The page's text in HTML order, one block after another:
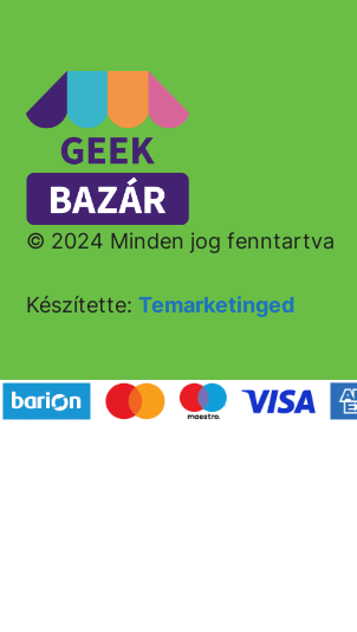
© 2024 Minden jog fenntartva
Készítette:Temarketinged